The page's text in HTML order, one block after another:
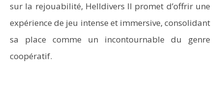
sur la rejouabilité, Helldivers II promet d’offrir une
expérience de jeu intense et immersive, consolidant
sa place comme un incontournable du genre
coopératif.